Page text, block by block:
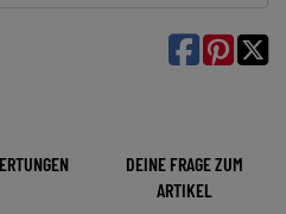

DEINE FRAGE ZUM
ARTIKEL